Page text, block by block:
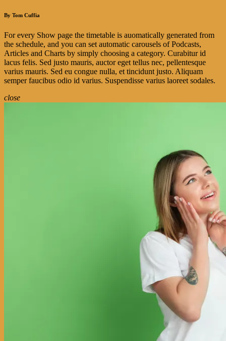
By Tom Cuffia
For every Show page the timetable is auomatically generated from
the schedule, and you can set automatic carousels of Podcasts,
Articles and Charts by simply choosing a category. Curabitur id
lacus felis. Sed justo mauris, auctor eget tellus nec, pellentesque
varius mauris. Sed eu congue nulla, et tincidunt justo. Aliquam
semper faucibus odio id varius. Suspendisse varius laoreet sodales.
close